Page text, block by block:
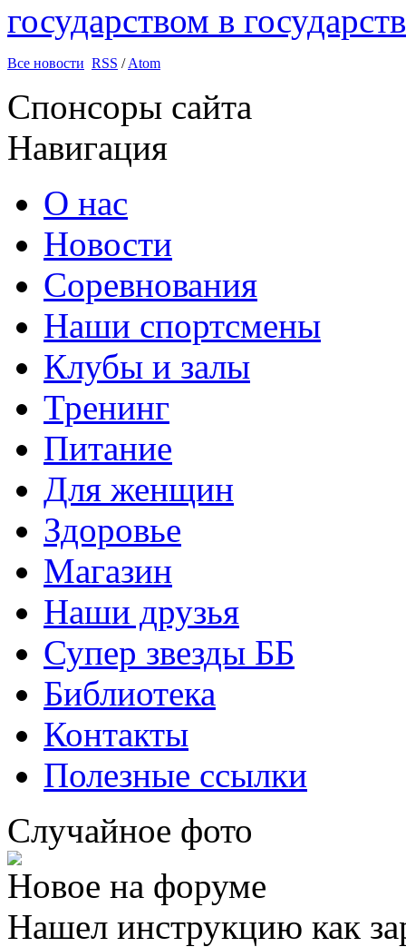
государством в
Все новости RSS /Atom
Спонсоры сайта
Навигация
О нас
Новости
Соревнования
Наши спортсмены
Клубы и залы
Тренинг
Питание
Для женщин
Здоровье
Магазин
Наши друзья
Супер звезды ББ
Библиотека
Контакты
Полезные ссылки
Случайное фото
Новое на форуме
Нашел инструкцию как